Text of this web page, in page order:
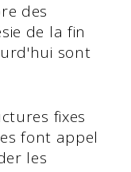
des
de la fin
sont
fixes
font appel
les